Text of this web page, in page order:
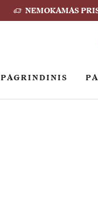
NEMOKAMAS
PAGRINDINIS